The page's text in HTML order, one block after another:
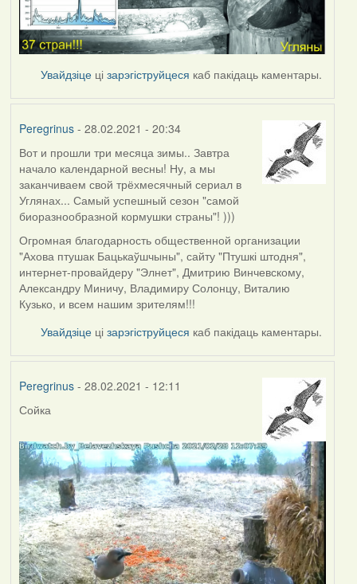
Увайдзіце цізарэгіструйцеся каб пакідаць каментары.
Peregrinus- 28.02.2021 - 20:34
Вот и прошли три месяца зимы.. Завтра
начало календарной весны! Ну, а мы
заканчиваем свой трёхмесячный сериал в
Углянах... Самый успешный сезон "самой
биоразнообразной кормушки страны"! )))
Огромная благодарность общественной организации
"Ахова птушак Бацькаўшчыны", сайту "Птушкі штодня",
интернет-провайдеру "Элнет", Дмитрию Винчевскому,
Александру Миничу, Владимиру Солонцу, Виталию
Кузько, и всем нашим зрителям!!!
Увайдзіце цізарэгіструйцеся каб пакідаць каментары.
Peregrinus- 28.02.2021 - 12:11
Сойка